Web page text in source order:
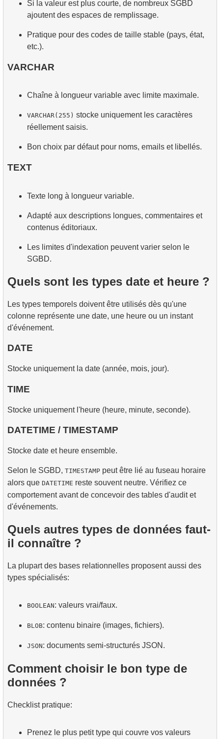
Si la valeur est plus courte, de nombreux SGBD
ajoutent des espaces de remplissage.
Pratique pour des codes de taille stable (pays, état,
etc.).
VARCHAR
Chaîne à longueur variable avec limite maximale.
VARCHAR(255) stocke uniquement les caractères
réellement saisis.
Bon choix par défaut pour noms, emails et libellés.
TEXT
Texte long à longueur variable.
Adapté aux descriptions longues, commentaires et
contenus éditoriaux.
Les limites d'indexation peuvent varier selon le
SGBD.
Quels sont les types date et heure ?
Les types temporels doivent être utilisés dès qu'une
colonne représente une date, une heure ou un instant
d'événement.
DATE
Stocke uniquement la date (année, mois, jour).
TIME
Stocke uniquement l'heure (heure, minute, seconde).
DATETIME / TIMESTAMP
Stocke date et heure ensemble.
Selon le SGBD, TIMESTAMP peut être lié au fuseau horaire
alors que DATETIME reste souvent neutre. Vérifiez ce
comportement avant de concevoir des tables d'audit et
d'événements.
Quels autres types de données faut-
il connaître ?
La plupart des bases relationnelles proposent aussi des
types spécialisés:
BOOLEAN: valeurs vrai/faux.
BLOB: contenu binaire (images, fichiers).
JSON: documents semi-structurés JSON.
Comment choisir le bon type de
données ?
Checklist pratique:
Prenez le plus petit type qui couvre vos valeurs